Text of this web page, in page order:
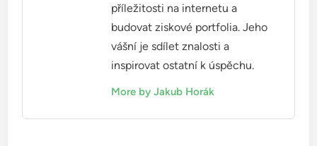
příležitosti na internetu a
budovat ziskové portfolia. Jeho
vášní je sdílet znalosti a
inspirovat ostatní k úspěchu.
More by Jakub Horák